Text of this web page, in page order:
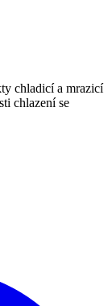
chladicí a mrazicí
chlazení se